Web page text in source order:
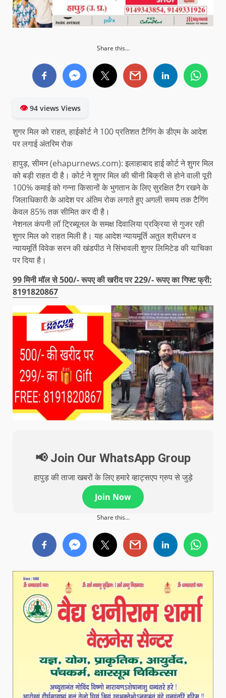
Share this...
👁94 views Views
शुगर मिल को राहत, हाईकोर्ट ने 100 प्रतिशत टैगिंग के डीएम के आदेश
पर लगाई अंतरिम रोक
हापुड़, सीमन (ehapurnews.com): इलाहाबाद हाई कोर्ट ने शुगर मिल
को बड़ी राहत दी है। कोर्ट ने शुगर मिल की चीनी बिक्री से होने वाली पूरी
100% कमाई को गन्ना किसानों के भुगतान के लिए सुरक्षित टैग रखने के
जिलाधिकारी के आदेश पर अंतिम रोक लगाते हुए अगली समय तक टैगिंग
केवल 85% तक सीमित कर दी है।
नेशनल कंपनी लॉ ट्रिब्यूनल के समक्ष दिवालिया प्रक्रिया से गुजर रही
शुगर मिल को राहत मिली है। यह आदेश न्यायमूर्ति अतुल श्रीधरन व
न्यायमूर्ति विवेक सरन की खंडपीठ ने सिंभावली शुगर लिमिटेड की याचिका
पर दिया है।
99 मिनी मॉल से 500/- रूपए की खरीद पर 229/- रूपए का गिफ्ट फ्री:
8191820867
📢 Join Our WhatsApp Group
हापुड़ की ताजा खबरों के लिए हमारे व्हाट्सएप ग्रुप से जुड़े
Join Now
Share this...